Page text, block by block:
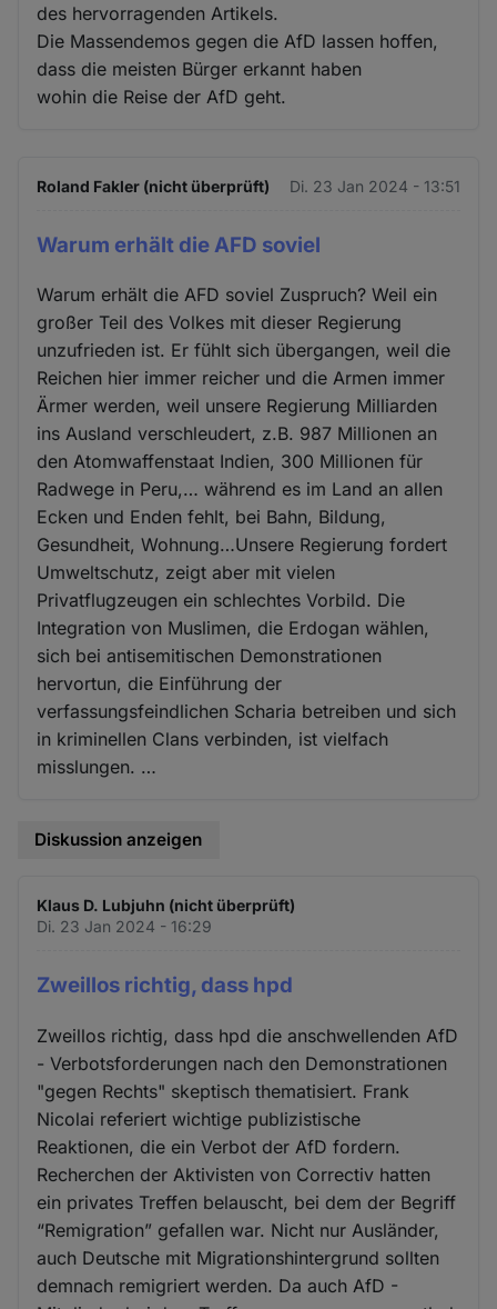
des hervorragenden Artikels.
Die Massendemos gegen die AfD lassen hoffen,
dass die meisten Bürger erkannt haben
wohin die Reise der AfD geht.
Roland Fakler (nicht überprüft) Di. 23 Jan 2024 - 13:51
Warum erhält die AFD soviel
Warum erhält die AFD soviel Zuspruch? Weil ein
großer Teil des Volkes mit dieser Regierung
unzufrieden ist. Er fühlt sich übergangen, weil die
Reichen hier immer reicher und die Armen immer
Ärmer werden, weil unsere Regierung Milliarden
ins Ausland verschleudert, z.B. 987 Millionen an
den Atomwaffenstaat Indien, 300 Millionen für
Radwege in Peru,… während es im Land an allen
Ecken und Enden fehlt, bei Bahn, Bildung,
Gesundheit, Wohnung…Unsere Regierung fordert
Umweltschutz, zeigt aber mit vielen
Privatflugzeugen ein schlechtes Vorbild. Die
Integration von Muslimen, die Erdogan wählen,
sich bei antisemitischen Demonstrationen
hervortun, die Einführung der
verfassungsfeindlichen Scharia betreiben und sich
in kriminellen Clans verbinden, ist vielfach
misslungen. …
Diskussion anzeigen
Klaus D. Lubjuhn (nicht überprüft)
Di. 23 Jan 2024 - 16:29
Zweillos richtig, dass hpd
Zweillos richtig, dass hpd die anschwellenden AfD
- Verbotsforderungen nach den Demonstrationen
"gegen Rechts" skeptisch thematisiert. Frank
Nicolai referiert wichtige publizistische
Reaktionen, die ein Verbot der AfD fordern.
Recherchen der Aktivisten von Correctiv hatten
ein privates Treffen belauscht, bei dem der Begriff
“Remigration” gefallen war. Nicht nur Ausländer,
auch Deutsche mit Migrationshintergrund sollten
demnach remigriert werden. Da auch AfD -